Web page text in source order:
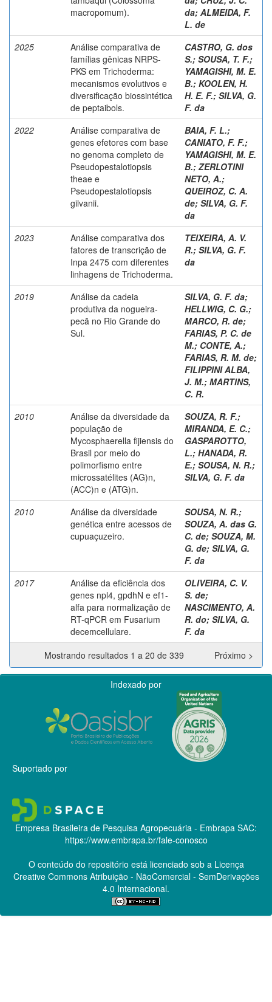
macropomum).
da; ALMEIDA, F.
L. de
2025
Análise comparativa de
famílias gênicas NRPS-
PKS em Trichoderma:
mecanismos evolutivos e
diversificação biossintética
de peptaibols.
CASTRO, G. dos
S.; SOUSA, T. F.;
YAMAGISHI, M. E.
B.; KOOLEN, H.
H. E. F.; SILVA, G.
F. da
2022
Análise comparativa de
genes efetores com base
no genoma completo de
Pseudopestalotiopsis
theae e
Pseudopestalotiopsis
gilvanii.
BAIA, F. L.;
CANIATO, F. F.;
YAMAGISHI, M. E.
B.; ZERLOTINI
NETO, A.;
QUEIROZ, C. A.
de; SILVA, G. F.
da
2023
Análise comparativa dos
fatores de transcrição de
Inpa 2475 com diferentes
linhagens de Trichoderma.
TEIXEIRA, A. V.
R.; SILVA, G. F.
da
2019
Análise da cadeia
produtiva da nogueira-
pecã no Rio Grande do
Sul.
SILVA, G. F. da;
HELLWIG, C. G.;
MARCO, R. de;
FARIAS, P. C. de
M.; CONTE, A.;
FARIAS, R. M. de;
FILIPPINI ALBA,
J. M.; MARTINS,
C. R.
2010
Análise da diversidade da
população de
Mycosphaerella fijiensis do
Brasil por meio do
polimorfismo entre
microssatélites (AG)n,
(ACC)n e (ATG)n.
SOUZA, R. F.;
MIRANDA, E. C.;
GASPAROTTO,
L.; HANADA, R.
E.; SOUSA, N. R.;
SILVA, G. F. da
2010
Análise da diversidade
genética entre acessos de
cupuaçuzeiro.
SOUSA, N. R.;
SOUZA, A. das G.
C. de; SOUZA, M.
G. de; SILVA, G.
F. da
2017
Análise da eficiência dos
genes npl4, gpdhN e ef1-
alfa para normalização de
RT-qPCR em Fusarium
decemcellulare.
OLIVEIRA, C. V.
S. de;
NASCIMENTO, A.
R. do; SILVA, G.
F. da
Mostrando resultados 1 a 20 de 339
Próximo >
Indexado por
Suportado por
Empresa Brasileira de Pesquisa Agropecuária - Embrapa SAC:
https://www.embrapa.br/fale-conosco
O conteúdo do repositório está licenciado sob a Licença
Creative CommonsAtribuição - NãoComercial - SemDerivações
4.0 Internacional.